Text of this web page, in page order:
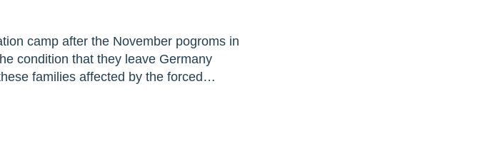
camp after the November pogroms in
condition that they leave Germany
families affected by the forced…